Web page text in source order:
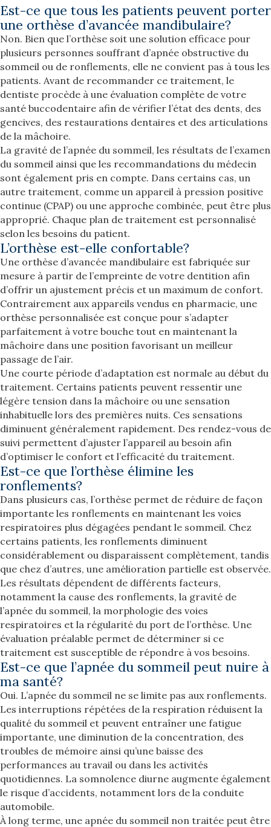
Est-ce que tous les patients peuvent porter
une orthèse d’avancée mandibulaire?
Non. Bien que l’orthèse soit une solution efficace pour
plusieurs personnes souffrant d’apnée obstructive du
sommeil ou de ronflements, elle ne convient pas à tous les
patients. Avant de recommander ce traitement, le
dentiste procède à une évaluation complète de votre
santé buccodentaire afin de vérifier l’état des dents, des
gencives, des restaurations dentaires et des articulations
de la mâchoire.
La gravité de l’apnée du sommeil, les résultats de l’examen
du sommeil ainsi que les recommandations du médecin
sont également pris en compte. Dans certains cas, un
autre traitement, comme un appareil à pression positive
continue (CPAP) ou une approche combinée, peut être plus
approprié. Chaque plan de traitement est personnalisé
selon les besoins du patient.
L’orthèse est-elle confortable?
Une orthèse d’avancée mandibulaire est fabriquée sur
mesure à partir de l’empreinte de votre dentition afin
d’offrir un ajustement précis et un maximum de confort.
Contrairement aux appareils vendus en pharmacie, une
orthèse personnalisée est conçue pour s’adapter
parfaitement à votre bouche tout en maintenant la
mâchoire dans une position favorisant un meilleur
passage de l’air.
Une courte période d’adaptation est normale au début du
traitement. Certains patients peuvent ressentir une
légère tension dans la mâchoire ou une sensation
inhabituelle lors des premières nuits. Ces sensations
diminuent généralement rapidement. Des rendez-vous de
suivi permettent d’ajuster l’appareil au besoin afin
d’optimiser le confort et l’efficacité du traitement.
Est-ce que l’orthèse élimine les
ronflements?
Dans plusieurs cas, l’orthèse permet de réduire de façon
importante les ronflements en maintenant les voies
respiratoires plus dégagées pendant le sommeil. Chez
certains patients, les ronflements diminuent
considérablement ou disparaissent complètement, tandis
que chez d’autres, une amélioration partielle est observée.
Les résultats dépendent de différents facteurs,
notamment la cause des ronflements, la gravité de
l’apnée du sommeil, la morphologie des voies
respiratoires et la régularité du port de l’orthèse. Une
évaluation préalable permet de déterminer si ce
traitement est susceptible de répondre à vos besoins.
Est-ce que l’apnée du sommeil peut nuire à
ma santé?
Oui. L’apnée du sommeil ne se limite pas aux ronflements.
Les interruptions répétées de la respiration réduisent la
qualité du sommeil et peuvent entraîner une fatigue
importante, une diminution de la concentration, des
troubles de mémoire ainsi qu’une baisse des
performances au travail ou dans les activités
quotidiennes. La somnolence diurne augmente également
le risque d’accidents, notamment lors de la conduite
automobile.
À long terme, une apnée du sommeil non traitée peut être